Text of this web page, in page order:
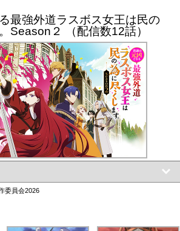
最強外道ラスボス女王は民の
Season２ （配信数12話）
委員会2026